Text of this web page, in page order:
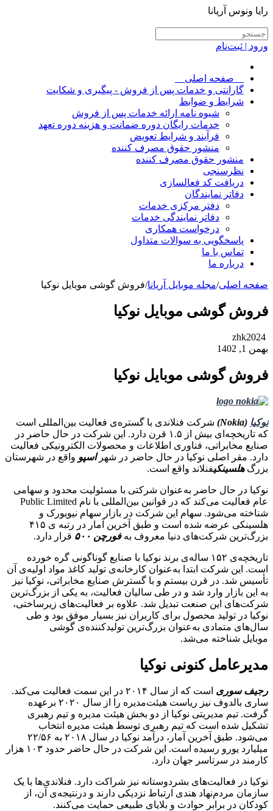
رایا ونوس آریانا
ورود | ثبت‌نام
__صفحه اصلی__
گارانتی و خدمات پس از فروش - پیگیری و شکایت
شرایط و ضوابط
شیوه نامه ارائه خدمات پس از فروش
خدمات رایگان دوره ضمانت و هزینه دوره تعهد
فرآیند و شرایط تعویض
منشور حقوق مصرف کننده
منشور حقوق مصرف کننده
نظرسنجی
دریافت کد فعالسازی
دفاتر نمایندگان
دفتر مرکزی خدمات
دفاتر نمایندگی خدمات
درخواست همکاری
پاسخگویی به سوالات متداول
تماس با ما
درباره ما
صفحه اصلی/مجله موبایل آریانا/فروش گوشی موبایل نوکیا
فروش گوشی موبایل نوکیا
zhk2024
بهمن 1, 1402
فروش گوشی موبایل نوکیا
نوکیا (
Nokia
) شرکت فنلاندی با گستره‌ی فعالیت بین‌المللی است
که تاریخچه‌ای بیش از ۱.۵ قرن دارد. این شرکت در حال حاضر در
صنایع مخابراتی، فناوری اطلاعات و محصولات الکترونیکی فعالیت
دارد. مقر اصلی نوکیا در حال حاضر در شهراسپو واقع در شهرستان
بزرگهلسینکیفنلاند واقع است.
نوکیا در حال حاضر به‌عنوان شرکتی با مسئولیت محدود و سهامی
عام فعالیت می‌کند که در قوانین بین‌المللی با نام Public Limited
شناخته می‌شود. سهام این شرکت در بازار سهام نیویورک و
هلسینکی عرضه شده است و طبق آخرین آمار در رتبه ی ۴۱۵
بزرگ‌ترین شرکت‌های دنیا معروف بهفورچن ۵۰۰ قرار دارد.
تاریخچه‌ی ۱۵۲ ساله‌ی برند نوکیا با صنایع گوناگونی گره خورده
است. این شرکت ابتدا به‌عنوان کارخانه‌ی تولید کاغذ مواد اولیه‌ی آن
تأسیس شد. در قرن بیستم و با گسترش صنایع مخابراتی، نوکیا نیز
به این بازار وارد شد و در طی سالیان فعالیت، به یکی از بزرگ‌ترین
شرکت‌های این صنعت تبدیل شد. علاوه بر فعالیت‌های زیرساختی،
نوکیا در تولید محصول برای کاربران نیز بسیار موفق بود و طی
سال‌های متمادی به‌‌عنوان بزرگ‌ترین تولیدکننده‌ی گوشی
موبایل شناخته می‌شد.
مدیرعامل کنونی نوکیا
رجیف سوری
است که از سال ۲۰۱۴ در این سمت فعالیت می‌کند.
ساری بالدوف نیز ریاست هیئت‌مدیره را از سال ۲۰۲۰ برعهده
گرفت. تیم مدیریتی نوکیا از دو بخش هیئت مدیره و تیم رهبری
تشکیل شده است که تیم رهبری توسط هیئت مدیره انتخاب
می‌شود. طبق آخرین آمار، درآمد نوکیا در سال ۲۰۱۸ به ۲۲/۵۶
میلیارد یورو رسیده است. این شرکت در حال حاضر حدود ۱۰۳ هزار
کارمند در سرتاسر جهان دارد.
نوکیا در فعالیت‌های بشردوستانه نیز شراکت دارد. فنلاندی‌ها با یک
سازمان مردم‌نهاد هندی ارتباط نزدیکی دارند و درنتیجه‌ی آن، از
کودکان در برابر حوادث و بلایای طبیعی حمایت می‌کنند.